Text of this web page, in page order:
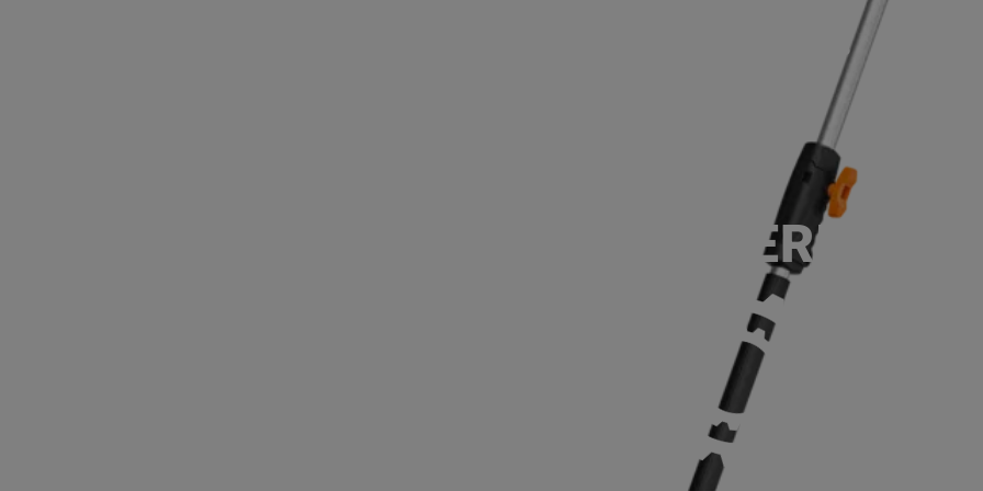
SERVICES
HTA 50, SANS BATTERIE NI